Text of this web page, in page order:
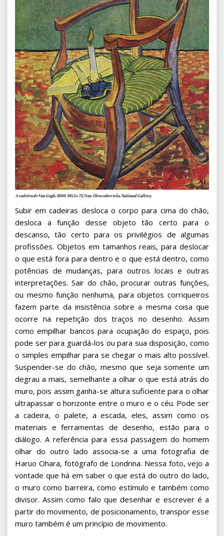
A cadeira de Van Gogh. 1888. 90,5 x 72,7cm. Óleo sobre tela. National Gallery.
Subir em cadeiras desloca o corpo para cima do chão,
desloca a função desse objeto tão certo para o
descanso, tão certo para os privilégios de algumas
profissões. Objetos em tamanhos reais, para deslocar
o que está fora para dentro e o que está dentro, como
potências de mudanças, para outros locais e outras
interpretações. Sair do chão, procurar outras funções,
ou mesmo função nenhuma, para objetos corriqueiros
fazem parte da insistência sobre a mesma coisa que
ocorre na repetição dos traços no desenho. Assim
como empilhar bancos para ocupação do espaço, pois
pode ser para guardá-los ou para sua disposição, como
o simples empilhar para se chegar o mais alto possível.
Suspender-se do chão, mesmo que seja somente um
degrau a mais, semelhante a olhar o que está atrás do
muro, pois assim ganha-se altura suficiente para o olhar
ultrapassar o horizonte entre o muro e o céu. Pode ser
a cadeira, o palete, a escada, eles, assim como os
materiais e ferramentas de desenho, estão para o
diálogo. A referência para essa passagem do homem
olhar do outro lado associa-se a uma fotografia de
Haruo Ohara, fotógrafo de Londrina. Nessa foto, vejo a
vontade que há em saber o que está do outro do lado,
o muro como barreira, como estímulo e também como
divisor. Assim como falo que desenhar e escrever é a
partir do movimento, de posicionamento, transpor esse
muro também é um princípio de movimento.